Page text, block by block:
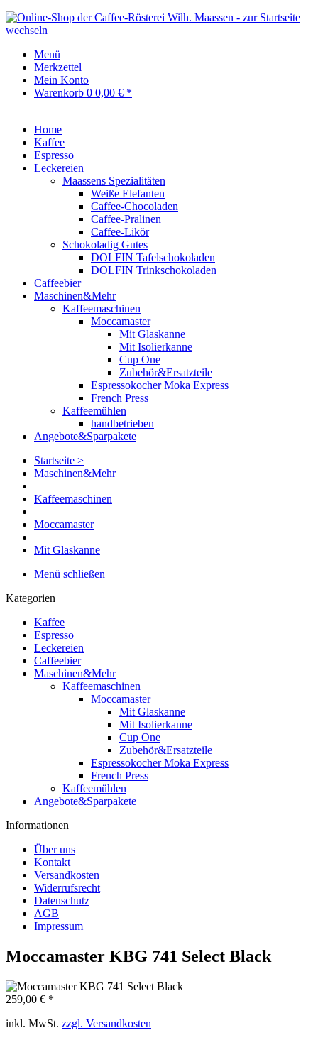
Menü
Merkzettel
Mein Konto
Warenkorb 0 0,00 € *
Home
Kaffee
Espresso
Leckereien
Maassens Spezialitäten
Weiße Elefanten
Caffee-Chocoladen
Caffee-Pralinen
Caffee-Likör
Schokoladig Gutes
DOLFIN Tafelschokoladen
DOLFIN Trinkschokoladen
Caffeebier
Maschinen&Mehr
Kaffeemaschinen
Moccamaster
Mit Glaskanne
Mit Isolierkanne
Cup One
Zubehör&Ersatzteile
Espressokocher Moka Express
French Press
Kaffeemühlen
handbetrieben
Angebote&Sparpakete
Startseite >
Maschinen&Mehr
Kaffeemaschinen
Moccamaster
Mit Glaskanne
Menü schließen
Kategorien
Kaffee
Espresso
Leckereien
Caffeebier
Maschinen&Mehr
Kaffeemaschinen
Moccamaster
Mit Glaskanne
Mit Isolierkanne
Cup One
Zubehör&Ersatzteile
Espressokocher Moka Express
French Press
Kaffeemühlen
Angebote&Sparpakete
Informationen
Über uns
Kontakt
Versandkosten
Widerrufsrecht
Datenschutz
AGB
Impressum
Moccamaster KBG 741 Select Black
259,00 € *
inkl. MwSt. zzgl. Versandkosten